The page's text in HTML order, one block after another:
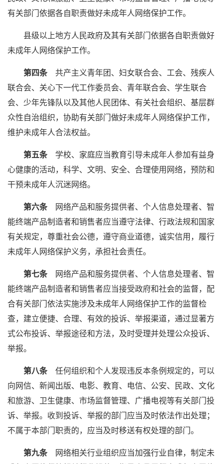
有关部门依据各自职责做好未成年人网络保护工作。
县级以上地方人民政府及其有关部门依据各自职责做好
未成年人网络保护工作。
第四条共产主义青年团、妇女联合会、工会、残疾人
联合会、关心下一代工作委员会、青年联合会、学生联合
会、少年先锋队以及其他人民团体、有关社会组织、基层群
众性自治组织，协助有关部门做好未成年人网络保护工作，
维护未成年人合法权益。
第五条学校、家庭应当教育引导未成年人参加有益身
心健康的活动，科学、文明、安全、合理使用网络，预防和
干预未成年人沉迷网络。
第六条网络产品和服务提供者、个人信息处理者、智
能终端产品制造者和销售者应当遵守法律、行政法规和国家
有关规定，尊重社会公德，遵守商业道德，诚实信用，履行
未成年人网络保护义务，承担社会责任。
第七条网络产品和服务提供者、个人信息处理者、智
能终端产品制造者和销售者应当接受政府和社会的监督，配
合有关部门依法实施涉及未成年人网络保护工作的监督检
查，建立便捷、合理、有效的投诉、举报渠道，通过显著方
式公布投诉、举报途径和方法，及时受理并处理公众投诉、
举报。
第八条任何组织和个人发现违反本条例规定的，可以
向网信、新闻出版、电影、教育、电信、公安、民政、文化
和旅游、卫生健康、市场监督管理、广播电视等有关部门投
诉、举报。收到投诉、举报的部门应当及时依法作出处理；
不属于本部门职责的，应当及时移送有权处理的部门。
第九条网络相关行业组织应当加强行业自律，制定未